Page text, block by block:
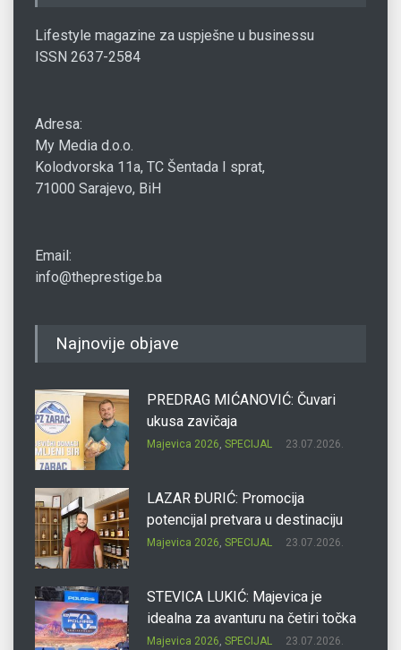
Lifestyle magazine za uspješne u businessu
ISSN 2637-2584
Adresa:
My Media d.o.o.
Kolodvorska 11a, TC Šentada I sprat,
71000 Sarajevo, BiH
Email:
info@theprestige.ba
Najnovije objave
PREDRAG MIĆANOVIĆ: Čuvari
ukusa zavičaja
Majevica 2026, SPECIJAL 23.07.2026.
LAZAR ĐURIĆ: Promocija
potencijal pretvara u destinaciju
Majevica 2026, SPECIJAL 23.07.2026.
STEVICA LUKIĆ: Majevica je
idealna za avanturu na četiri točka
Majevica 2026, SPECIJAL 23.07.2026.